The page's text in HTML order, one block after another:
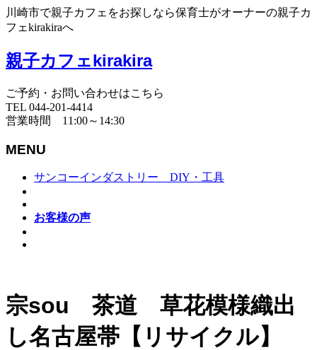
川崎市で親子カフェをお探しなら保育士がオーナーの親子カ
フェkirakiraへ
親子カフェkirakira
ご予約・お問い合わせはこちら
TEL 044-201-4414
営業時間 11:00～14:30
MENU
サンコーインダストリー DIY・工具
お客様の声
宗sou 茶道 草花模様織出
し名古屋帯【リサイクル】